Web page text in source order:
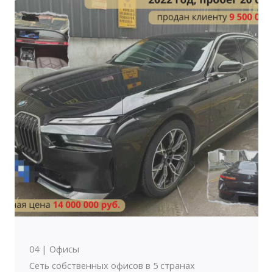
04 | Офисы
Сеть собственных офисов в 5 странах